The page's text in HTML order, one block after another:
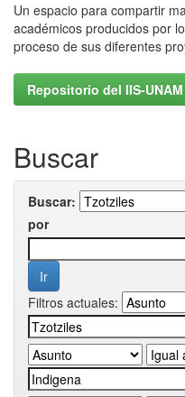
Un espacio para compartir
académicos producidos por
proceso de sus diferentes
Repositorio del IIS-UNAM
Buscar
Buscar:
por
Filtros actuales: